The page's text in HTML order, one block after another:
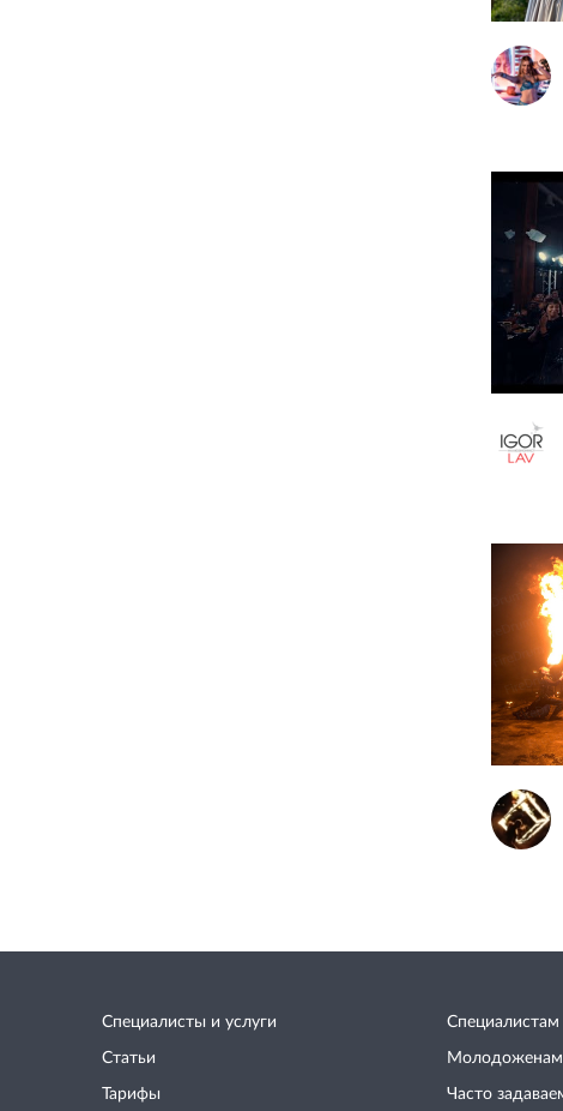
Специалисты и услуги
Статьи
Тарифы
Специалистам
Молодоженам
Часто